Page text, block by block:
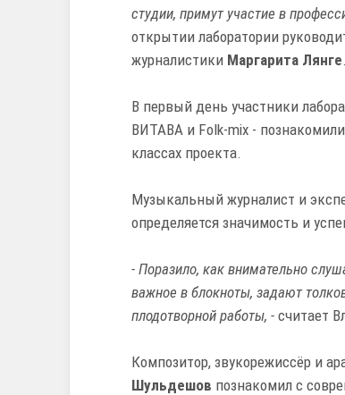
студии, примут участие в
открытии лаборатории
журналистики Маргарита Лянге.
В первый день участники
ВИТАВА и Folk-mix -
классах проекта.
Музыкальный журналист и
определяется значимость и
- Поразило, как внимательно
важное в блокноты, задают
плодотворной работы, - считает
Композитор, звукорежиссёр и
Шульдешов познакомил с